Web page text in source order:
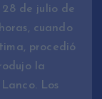
28 de julio de
cuando
procedió
la
Los